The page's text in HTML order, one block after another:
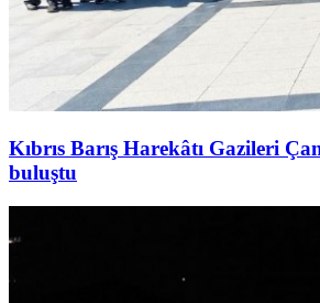
Kıbrıs Barış Harekâtı Gazileri
buluştu